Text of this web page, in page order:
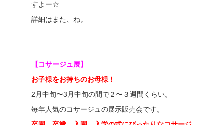
すよー☆
詳細はまた、ね。
【コサージュ展】
お子様をお持ちのお母様！
2月中旬〜3月中旬の間で２〜３週間くらい。
毎年人気のコサージュの展示販売会です。